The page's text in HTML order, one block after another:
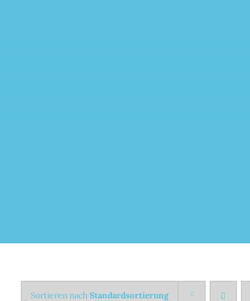
Sortieren nach Standardsortierung